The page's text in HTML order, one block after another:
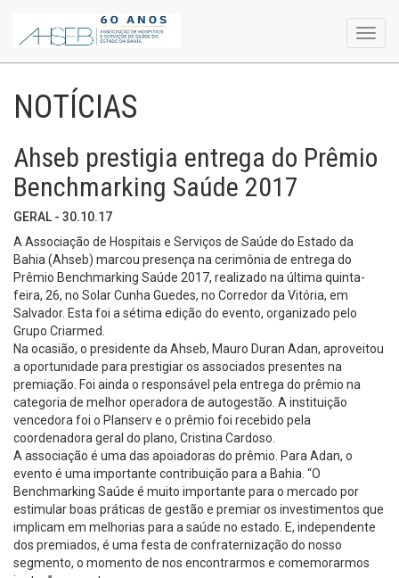
NOTÍCIAS
Ahseb prestigia entrega do Prêmio
Benchmarking Saúde 2017
GERAL - 30.10.17
A Associação de Hospitais e Serviços de Saúde do Estado da
Bahia (Ahseb) marcou presença na cerimônia de entrega do
Prêmio Benchmarking Saúde 2017, realizado na última quinta-
feira, 26, no Solar Cunha Guedes, no Corredor da Vitória, em
Salvador. Esta foi a sétima edição do evento, organizado pelo
Grupo Criarmed.
Na ocasião, o presidente da Ahseb, Mauro Duran Adan, aproveitou
a oportunidade para prestigiar os associados presentes na
premiação. Foi ainda o responsável pela entrega do prêmio na
categoria de melhor operadora de autogestão. A instituição
vencedora foi o Planserv e o prêmio foi recebido pela
coordenadora geral do plano, Cristina Cardoso.
A associação é uma das apoiadoras do prêmio. Para Adan, o
evento é uma importante contribuição para a Bahia. “O
Benchmarking Saúde é muito importante para o mercado por
estimular boas práticas de gestão e premiar os investimentos que
implicam em melhorias para a saúde no estado. E, independente
dos premiados, é uma festa de confraternização do nosso
segmento, o momento de nos encontrarmos e comemorarmos